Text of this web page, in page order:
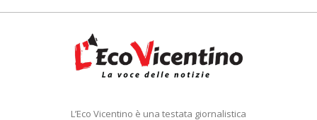
L’Eco Vicentino è una testata giornalistica